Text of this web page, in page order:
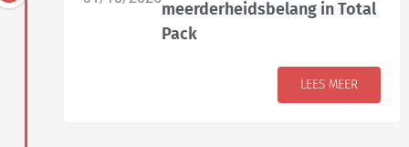
meerderheidsbelang in Total
Pack
LEES MEER